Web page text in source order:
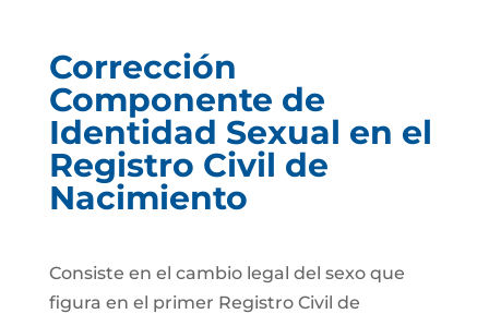
Corrección
Componente de
Identidad Sexual en el
Registro Civil de
Nacimiento
Consiste en el cambio legal del sexo que
figura en el primer Registro Civil de